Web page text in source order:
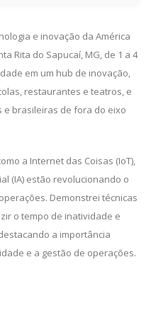
e inovação da América
Rita do Sapucaí, MG, de 1 a 4
em um hub de inovação,
restaurantes e teatros, e
brasileiras de fora do eixo
a Internet das Coisas (IoT),
(IA) estão revolucionando o
Demonstrei técnicas
o tempo de inatividade e
a importância
e a gestão de operações.